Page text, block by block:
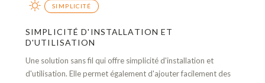
SIMPLICITÉ
SIMPLICITÉ D'INSTALLATION ET
D'UTILISATION
Une solution sans fil qui offre simplicité d'installation et
d'utilisation. Elle permet également d'ajouter facilement des